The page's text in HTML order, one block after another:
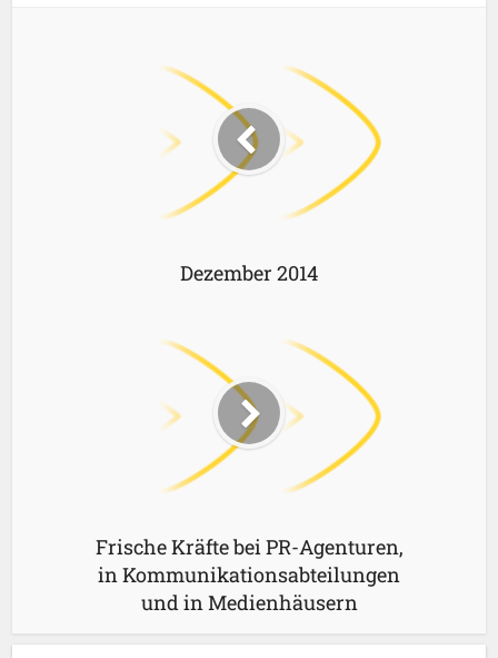
Dezember 2014
Frische Kräfte bei PR-Agenturen,
in Kommunikationsabteilungen
und in Medienhäusern